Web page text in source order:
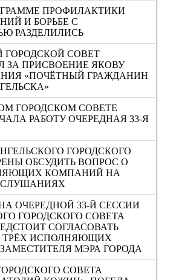
ПРОФИЛАКТИКИ
И БОРЬБЕ С
РАЗДЕЛИЛИСЬ
ГОРОДСКОЙ СОВЕТ
ЗА ПРИСВОЕНИЕ ЯКОВУ
«ПОЧЁТНЫЙ ГРАЖДАНИН
ГОРОДСКОМ СОВЕТЕ
РАБОТУ ОЧЕРЕДНАЯ 33-Я
ГОРОДСКОГО
ОБСУДИТЬ ВОПРОС О
КОМПАНИЙ НА
СЛУШАНИЯХ
ОЧЕРЕДНОЙ 33-Й СЕССИИ
ГОРОДСКОГО СОВЕТА
СОГЛАСОВАТЬ
ТРЁХ ИСПОЛНЯЮЩИХ
МЭРА ГОРОДА
СОВЕТА